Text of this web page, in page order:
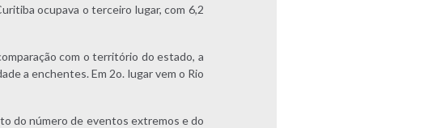
ocupava o terceiro lugar, com 6,2
com o território do estado, a
a enchentes. Em 2o. lugar vem o Rio
do número de eventos extremos e do